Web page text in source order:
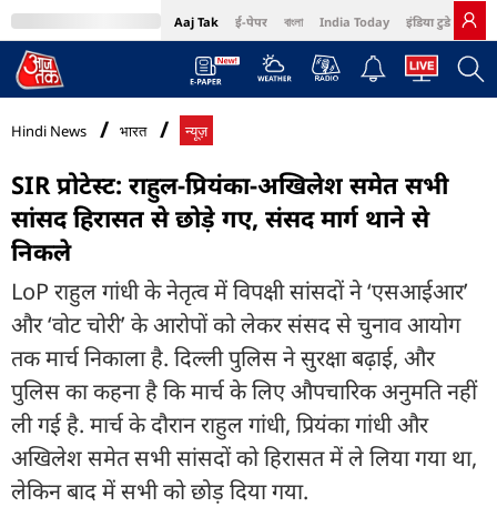
Aaj Tak ई-पेपर বাংলা India Today इंडिया टुडे हिंदी
MumbaiTak Cosmopolitan Harper's Bazaar Northeast
Hindi News भारत न्यूज़
SIR प्रोटेस्ट: राहुल-प्रियंका-अखिलेश समेत सभी
सांसद हिरासत से छोड़े गए, संसद मार्ग थाने से
निकले
LoP राहुल गांधी के नेतृत्व में विपक्षी सांसदों ने ‘एसआईआर’
और ‘वोट चोरी’ के आरोपों को लेकर संसद से चुनाव आयोग
तक मार्च निकाला है. दिल्ली पुलिस ने सुरक्षा बढ़ाई, और
पुलिस का कहना है कि मार्च के लिए औपचारिक अनुमति नहीं
ली गई है. मार्च के दौरान राहुल गांधी, प्रियंका गांधी और
अखिलेश समेत सभी सांसदों को हिरासत में ले लिया गया था,
लेकिन बाद में सभी को छोड़ दिया गया.